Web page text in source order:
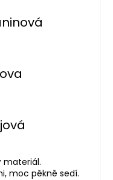
5 z 5 hvězdiček.
5 z 5 hvězdiček.
5 z 5 hvězdiček.
materiál.
moc pěkně sedí.